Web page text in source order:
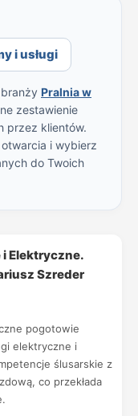
i usługi
Pralnia w
zestawienie
przez klientów.
i wybierz
do Twoich
i Elektryczne.
Szreder
pogotowie
elektryczne i
ślusarskie z
co przekłada